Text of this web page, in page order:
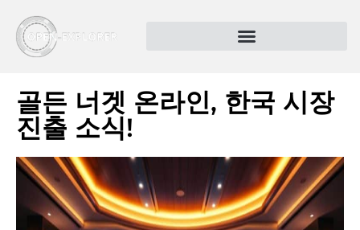
골든 너겟 온라인, 한국 시장
진출 소식!